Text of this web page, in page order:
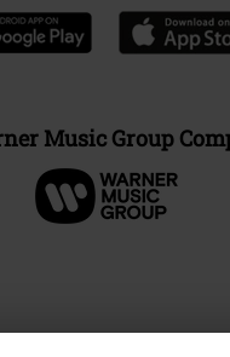
Music Group